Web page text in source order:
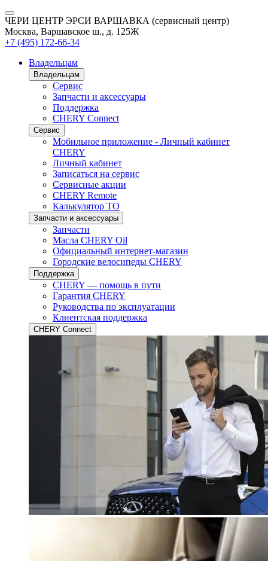
ЧЕРИ ЦЕНТР ЭРСИ ВАРШАВКА (сервисный центр)
Москва, Варшавское ш., д. 125Ж
+7 (495) 172-66-34
Владельцам
Владельцам
Сервис
Запчасти и аксессуары
Поддержка
CHERY Connect
Сервис
Мобильное приложение - Личный кабинет
CHERY
Личный кабинет
Записаться на сервис
Сервисные акции
CHERY Remote
Калькулятор ТО
Запчасти и аксессуары
Запчасти
Масла CHERY Oil
Официальный интернет-магазин
Городские велосипеды CHERY
Поддержка
CHERY — помощь в пути
Гарантия CHERY
Руководства по эксплуатации
Клиентская поддержка
CHERY Connect